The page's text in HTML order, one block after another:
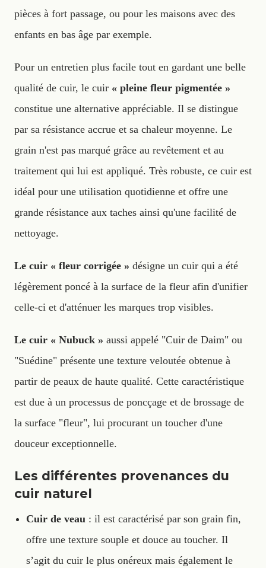
pièces à fort passage, ou pour les maisons avec des
enfants en bas âge par exemple.
Pour un entretien plus facile tout en gardant une belle
qualité de cuir, le cuir « pleine fleur pigmentée »
constitue une alternative appréciable. Il se distingue
par sa résistance accrue et sa chaleur moyenne. Le
grain n'est pas marqué grâce au revêtement et au
traitement qui lui est appliqué. Très robuste, ce cuir est
idéal pour une utilisation quotidienne et offre une
grande résistance aux taches ainsi qu'une facilité de
nettoyage.
Le cuir « fleur corrigée » désigne un cuir qui a été
légèrement poncé à la surface de la fleur afin d'unifier
celle-ci et d'atténuer les marques trop visibles.
Le cuir « Nubuck » aussi appelé "Cuir de Daim" ou
"Suédine" présente une texture veloutée obtenue à
partir de peaux de haute qualité. Cette caractéristique
est due à un processus de poncçage et de brossage de
la surface "fleur", lui procurant un toucher d'une
douceur exceptionnelle.
Les différentes provenances du
cuir naturel
Cuir de veau : il est caractérisé par son grain fin,
offre une texture souple et douce au toucher. Il
s’agit du cuir le plus onéreux mais également le